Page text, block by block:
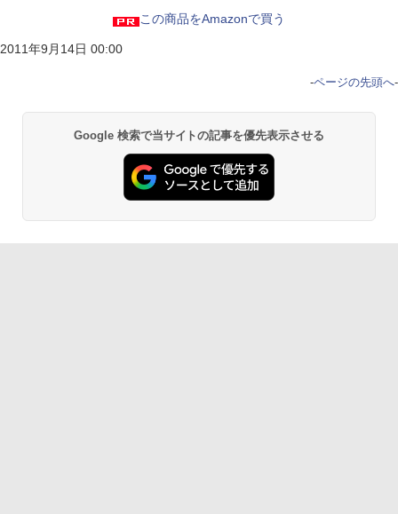
この商品をAmazonで買う
2011年9月14日 00:00
-ページの先頭へ-
Google 検索で当サイトの記事を優先表示させる